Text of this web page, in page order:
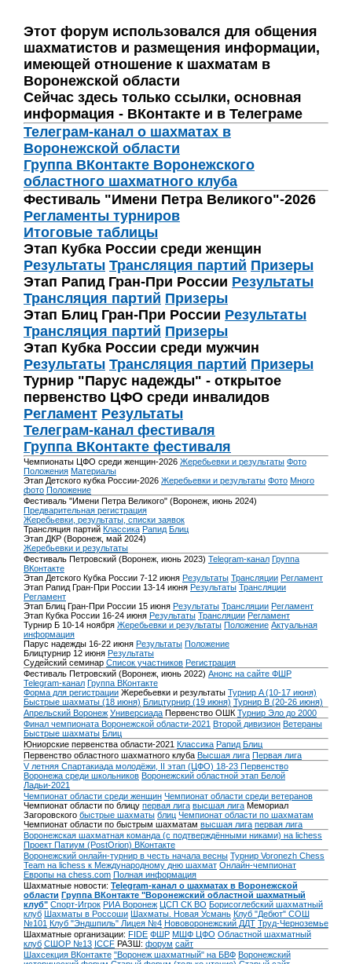
Этот форум использовался для общения
шахматистов и размещения информации,
имеющей отношение к шахматам в
Воронежской области
Сейчас здесь только ссылки, основная
информация - ВКонтакте и в Телеграме
Телеграм-канал о шахматах в
Воронежской области
Группа ВКонтакте Воронежского
областного шахматного клуба
Фестиваль "Имени Петра Великого"-2026
Регламенты турниров
Итоговые таблицы
Этап Кубка России среди женщин
Результаты Трансляция партий Призеры
Этап Рапид Гран-При России Результаты
Трансляция партий Призеры
Этап Блиц Гран-При России Результаты
Трансляция партий Призеры
Этап Кубка России среди мужчин
Результаты Трансляция партий Призеры
Турнир "Парус надежды" - открытое
первенство ЦФО среди инвалидов
Регламент Результаты
Телеграм-канал фестиваля
Группа ВКонтакте фестиваля
Чемпионаты ЦФО среди женщин-2026 Жеребьевки и результаты Фото
Положения Материалы
Этап Детского кубка России-2026 Жеребьевки и результаты Фото Много
фото Положение
Фестиваль "Имени Петра Великого" (Воронеж, июнь 2024)
Предварительная регистрация
Жеребьевки, результаты, списки заявок
Трансляция партий Классика Рапид Блиц
Этап ДКР (Воронеж, май 2024)
Жеребьевки и результаты
Фестиваль Петровский (Воронеж, июнь 2023) Telegram-канал Группа
ВКонтакте
Этап Детского Кубка России 7-12 июня Результаты Трансляции Регламент
Этап Рапид Гран-При России 13-14 июня Результаты Трансляции
Регламент
Этап Блиц Гран-При России 15 июня Результаты Трансляции Регламент
Этап Кубка России 16-24 июня Результаты Трансляции Регламент
Турнир Б 10-14 ноября Жеребьевки и результаты Положение Актуальная
информация
Парус надежды 16-22 июня Результаты Положение
Блицтурнир 12 июня Результаты
Судейский семинар Список участников Регистрация
Фестиваль Петровский (Воронеж, июнь 2022) Анонс на сайте ФШР
Telegram-канал Группа ВКонтакте
Форма для регистрации Жеребьевки и результаты Турнир A (10-17 июня)
Быстрые шахматы (18 июня) Блицтурнир (19 июня) Турнир B (20-26 июня)
Апрельский Воронеж Универсиада Первенство ОШК Турнир Эло до 2000
Финал чемпионата Воронежской области-2021 Второй дивизион Ветераны
Быстрые шахматы Блиц
Юниорские первенства области-2021 Классика Рапид Блиц
Первенство областного шахматного клуба Высшая лига Первая лига
V летняя Спартакиада молодёжи, II этап (ЦФО) 18-23 Первенство
Воронежа среди школьников Воронежский областной этап Белой
Ладьи-2021
Чемпионат области среди женщин Чемпионат области среди ветеранов
Чемпионат области по блицу первая лига высшая лига Мемориал
Загоровского быстрые шахматы блиц Чемпионат области по шахматам
Чемпионат области по быстрым шахматам высшая лига первая лига
Воронежская шахматная команда (с подтверждёнными никами) на lichess
Проект Патиум (PostOrion) ВКонтакте
Воронежский онлайн-турнир в честь начала весны Турнир Voronezh Chess
Team на lichess к Международному дню шахмат Онлайн-чемпионат
Европы на chess.com Полная информация
Шахматные новости: Telegram-канал о шахматах в Воронежской
области Группа ВКонтакте "Воронежский областной шахматный
клуб" Спорт-Игрок РИА Воронеж ЦСП СК ВО Борисоглебский шахматный
клуб Шахматы в Россоши Шахматы. Новая Усмань Клуб "Дебют" СОШ
№101 Клуб "Эндшпиль" Лицея №4 Нововоронежский ДДТ Труд-Черноземье
Шахматные организации: FIDE ФШР МШФ ЦФО Областной шахматный
клуб СШОР №13 ICCF РАЗШ: форум сайт
Шахсекция ВКонтакте "Воронеж шахматный" на БВФ Воронежский